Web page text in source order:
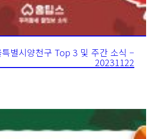
특별시양천구 Top 3 및 주간 소식 –
20231122